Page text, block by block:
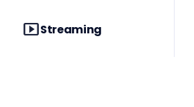
smart_displayStreaming